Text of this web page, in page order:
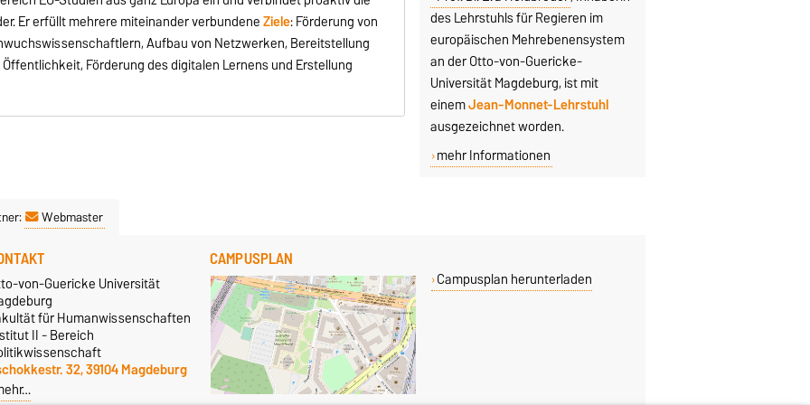
Er erfüllt mehrere miteinander verbundeneZiele: Förderung von
Aufbau von Netzwerken, Bereitstellung
Förderung des digitalen Lernens und Erstellung
des Lehrstuhls für Regieren im
europäischen Mehrebenensystem
an der Otto-von-Guericke-
Universität Magdeburg, ist mit
einemJean-Monnet-Lehrstuhl
ausgezeichnet worden.
mehr Informationen
Webmaster
von-Guericke Universität
für Humanwissenschaften
II - Bereich
32, 39104 Magdeburg
CAMPUSPLAN
Campusplan herunterladen